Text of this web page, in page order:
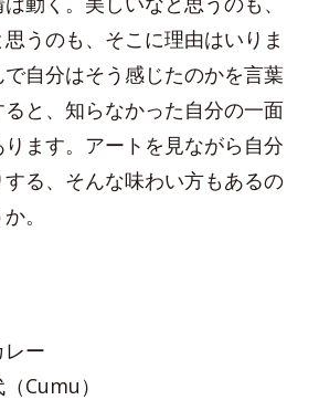
うのも、そこに理由はいりま
自分はそう感じたのかを言葉
と、知らなかった自分の一面
ます。アートを見ながら自分
る、そんな味わい方もあるの
。
ー
Cumu）